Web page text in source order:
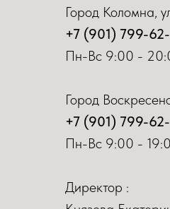
Город Коломна,
+7 (901) 799-
Пн-Вс 9:00 -
Город
+7 (901) 799-
Пн-Вс 9:00 -
Директор :